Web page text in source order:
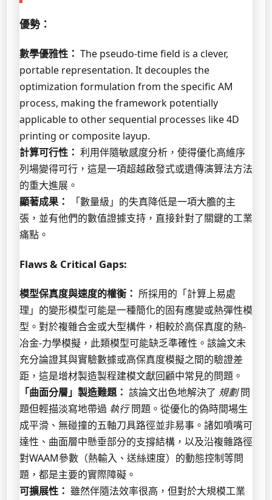
優勢：
數學優雅性： The pseudo-time field is a clever,
portable representation. It decouples the
optimization formulation from the specific AM
process, making the framework potentially
applicable to other sequential processes like 4D
printing or composite layup.
計算可行性： 利用伴隨敏感度分析，使得優化高維序
列場變得可行，這是一項超越啟發式或遺傳演算法方法
的重大進展。
顯著成果：
「數量級」的失真降低是一項大膽的主
張，並有他們的數值證據支持，直接針對了關鍵的工業
痛點。
Flaws & Critical Gaps:
模型保真度與速度的權衡： 所採用的「計算上易處
理」的變形模型可能是一種簡化的固有應變或熱彈性模
型。對於複雜合金或大型構件，相較於高保真度的熱-
冶金-力學模擬，此類模型可能缺乏準確性。該論文未
充分論證其與實驗數據或高保真度模擬之間的驗證差
距，這是增材製造製程建模文獻回顧中常見的問題。
「曲面分層」製造難題： 該論文出色地解決了 規劃問
題但輕描淡寫地帶過 執行問題。從優化的偽時間場生
成平滑、無碰撞的五軸刀具路徑並非易事。諸如噴嘴可
達性、曲面層中懸垂部分的支撐結構，以及沿複雜路徑
對WAAM參數（熱輸入、送絲速度）的動態控制等問
題，都是主要的實際障礙。
可擴展性： 雖然伴隨法效率很高，但對於大規模工業